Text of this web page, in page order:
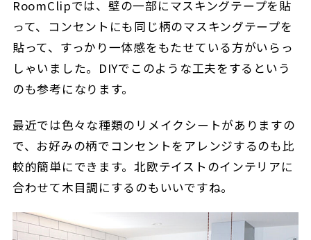
RoomClipでは、壁の一部にマスキングテープを貼
って、コンセントにも同じ柄のマスキングテープを
貼って、すっかり一体感をもたせている方がいらっ
しゃいました。DIYでこのような工夫をするという
のも参考になります。
最近では色々な種類のリメイクシートがありますの
で、お好みの柄でコンセントをアレンジするのも比
較的簡単にできます。北欧テイストのインテリアに
合わせて木目調にするのもいいですね。